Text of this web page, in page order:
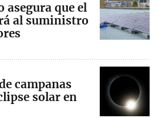
asegura que el
al suministro
campanas
solar en